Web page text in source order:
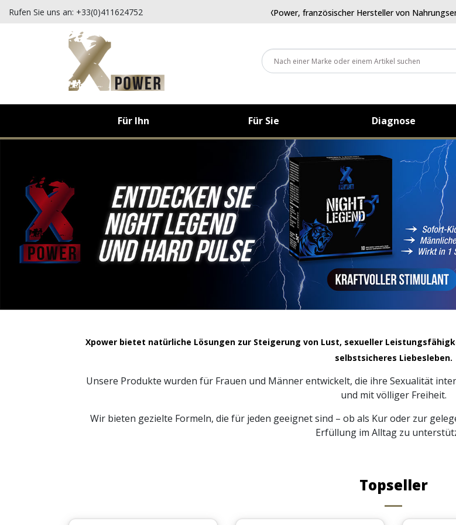
Rufen Sie uns an: +33(0)411624752 XPower, französischer Hersteller von
Für Ihn Für Sie Diagnose
Xpower bietet natürliche Lösungen zur Steigerung von Lust, sexueller
selbstsicheres Liebesleben.
Unsere Produkte wurden für Frauen und Männer entwickelt, die ihre Sexualität
und mit völliger Freiheit.
Wir bieten gezielte Formeln, die für jeden geeignet sind – ob als Kur oder zur
Erfüllung im Alltag zu
Topseller